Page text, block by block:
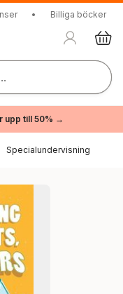
• Billiga böcker
upp till 50% →
Specialundervisning